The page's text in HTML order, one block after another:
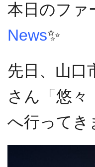
本日のファ
News✨
先日、山口
さん「悠々
へ行ってき